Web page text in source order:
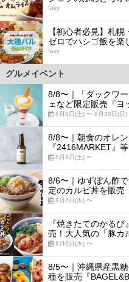
favy
5
【初心者必見】札
ゼロでハシゴ飯を楽
favy
グルメイベント
8/8〜｜「ダックワ
ェなど限定販売『ヨ
8月8日(土) 〜 8月30日(日)
8/8〜｜朝食のオレ
『2416MARKET』
8月8日(土) 〜
8/6〜｜ゆずぽん酢
定のカルビ丼を販売
8月6日(木) 〜
『焼きたてのかる
売！大人気の「豚カ
8月6日(木) 〜
8/5〜｜沖縄県産黒
種を販売『